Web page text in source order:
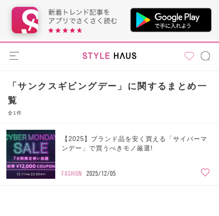
「サンクスギビングデー」に関するまとめ一
覧
全1件
【2025】ブランド品を安く買える「サイバーマ
ンデー」で買うべきモノ厳選!
FASHION 2025/12/05